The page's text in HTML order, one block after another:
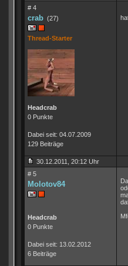
# 4
crab(27)
Thread-Starter
Headcrab
0 Punkte
Dabei seit: 04.07.2009
129 Beiträge
30.12.2011, 20:12 Uhr
# 5
Molotov84
Headcrab
0 Punkte
Dabei seit: 13.02.2012
6 Beiträge